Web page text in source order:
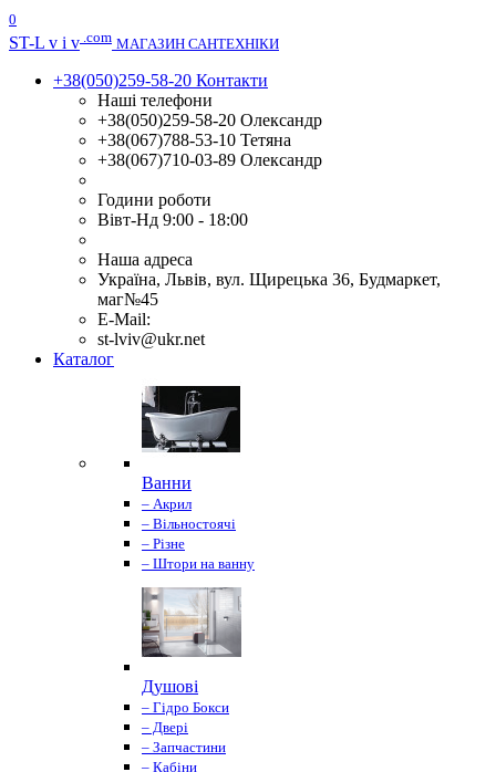
0
ST-L v i v .com МАГАЗИН САНТЕХНІКИ
+38(050)259-58-20 Контакти
Наші телефони
+38(050)259-58-20 Олександр
+38(067)788-53-10 Тетяна
+38(067)710-03-89 Олександр
Години роботи
Вівт-Нд 9:00 - 18:00
Наша адреса
Україна, Львів, вул. Щирецька 36, Будмаркет,
маг№45
E-Mail:
st-lviv@ukr.net
Каталог
Ванни
– Акрил
– Вільностоячі
– Різне
– Штори на ванну
Душові
– Гідро Бокси
– Двері
– Запчастини
– Кабіни